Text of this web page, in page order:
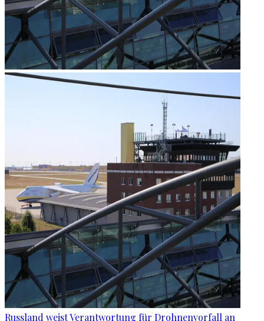
Russland weist Verantwortung für Drohnenvorfall an